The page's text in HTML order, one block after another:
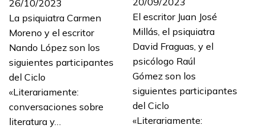
26/10/2023
La psiquiatra Carmen
Moreno y el escritor
Nando López son los
siguientes participantes
del Ciclo
«Literariamente:
conversaciones sobre
literatura y…
El escritor Juan José
Millás, el psiquiatra
David Fraguas, y el
psicólogo Raúl
Gómez son los
siguientes participantes
del Ciclo
«Literariamente: